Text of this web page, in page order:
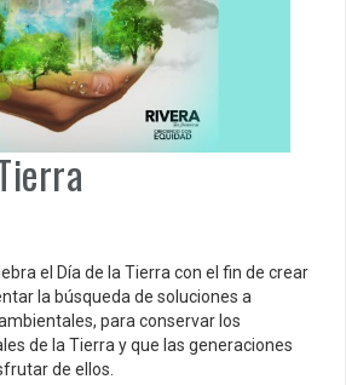
el Día de la Tierra con el fin de crear
la búsqueda de soluciones a
para conservar los
de la Tierra y que las generaciones
de ellos.